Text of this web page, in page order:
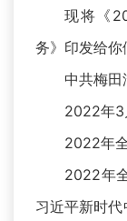
现将《
务》印发给你
中共梅田
2022年3
2022年
2022年
习近平新时